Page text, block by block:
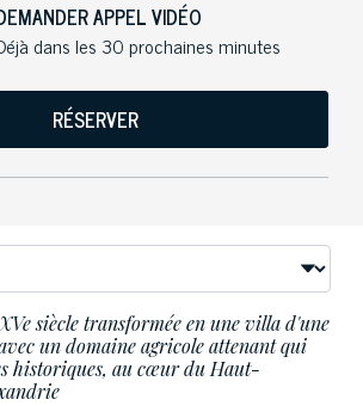
APPEL VIDÉO
dans les 30 prochaines minutes
RÉSERVER
siècle transformée en une villa d'une
un domaine agricole attenant qui
historiques, au cœur du Haut-